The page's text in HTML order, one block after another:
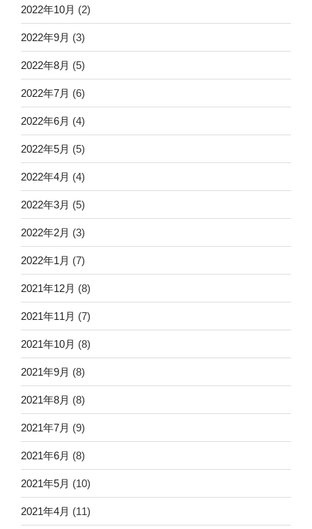
2022年10月 (2)
2022年9月 (3)
2022年8月 (5)
2022年7月 (6)
2022年6月 (4)
2022年5月 (5)
2022年4月 (4)
2022年3月 (5)
2022年2月 (3)
2022年1月 (7)
2021年12月 (8)
2021年11月 (7)
2021年10月 (8)
2021年9月 (8)
2021年8月 (8)
2021年7月 (9)
2021年6月 (8)
2021年5月 (10)
2021年4月 (11)